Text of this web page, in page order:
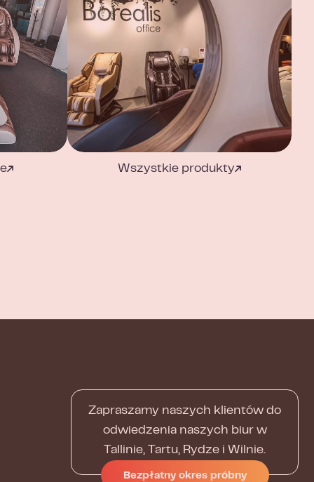
Wszystkie produkty
Zapraszamy naszych klientów do
odwiedzenia naszych biur w
Tallinie, Tartu, Rydze i Wilnie.
Bezpłatny okres próbny